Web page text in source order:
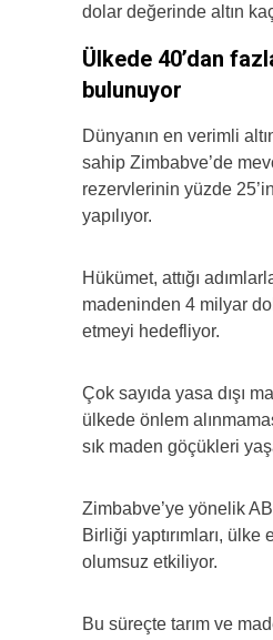
Ülkede 40’dan
bulunuyor
Dünyanın en verimli
sahip Zimbabve’de
rezervlerinin yüzde
yapılıyor.
Hükümet, attığı
madeninden 4 milyar
etmeyi hedefliyor.
Çok sayıda yasa dışı
ülkede önlem
sık maden göçükleri
Zimbabve’ye yönelik
Birliği yaptırımları, ülke
olumsuz etkiliyor.
Bu süreçte tarım ve